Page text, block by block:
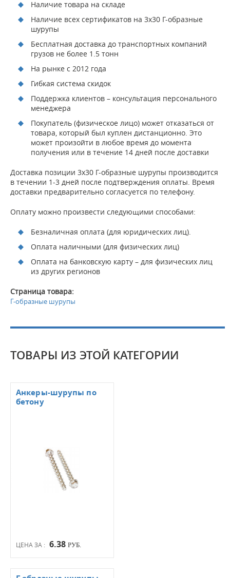
Наличие товара на складе
Наличие всех сертификатов на 3х30 Г-образные
шурупы
Бесплатная доставка до транспортных компаний
грузов не более 1.5 тонн
На рынке с 2012 года
Гибкая система скидок
Поддержка клиентов – консультация персонального
менеджера
Покупатель (физическое лицо) может отказаться от
товара, который был куплен дистанционно. Это
может произойти в любое время до момента
получения или в течение 14 дней после доставки
Доставка позиции 3х30 Г-образные шурупы производится
в течении 1-3 дней после подтверждения оплаты. Время
доставки предварительно согласуется по телефону.
Оплату можно произвести следующими способами:
Безналичная оплата (для юридических лиц).
Оплата наличными (для физических лиц)
Оплата на банковскую карту – для физических лиц
из других регионов
Страница товара:
Г-образные шурупы
ТОВАРЫ ИЗ ЭТОЙ КАТЕГОРИИ
ЦЕНА ЗА : 6.38 РУБ.
Анкеры-шурупы по
бетону